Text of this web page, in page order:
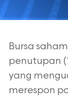
Bursa
penutupan
yang
merespon